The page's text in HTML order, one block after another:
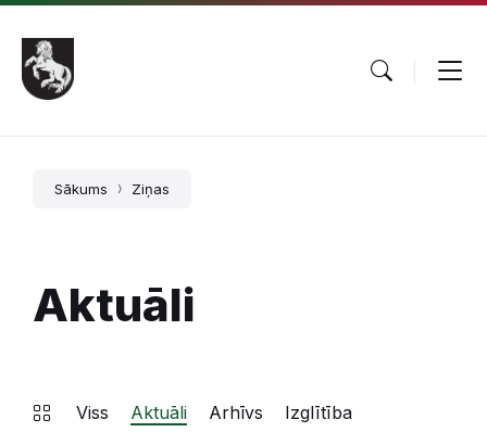
Pāriet
saturu
Skip
main
navigation
Skip
footer
Sākums Ziņas
Aktuāli
Viss Aktuāli Arhīvs
Izglītība